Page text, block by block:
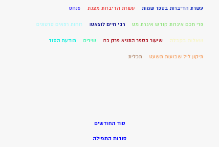
עשרת הדיברות בספר שמות עשרת הדיברות מצגת פנחס
פרי חכם איגרות קודש איגרת מט רבי חיים לוצאטו רוחות רפאים סרטונים
שאלות בקבלה שיעור בספר התניא פרק כח שירים תודעת הסוד
תיקון ליל שבועות תשעט תכלית
סוד החודשים
סודות התפילה